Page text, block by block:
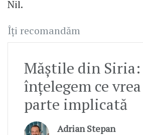
Nil.
Îți recomandăm
Măștile din Siria:
înțelegem ce
parte implicată
Adrian Stepan